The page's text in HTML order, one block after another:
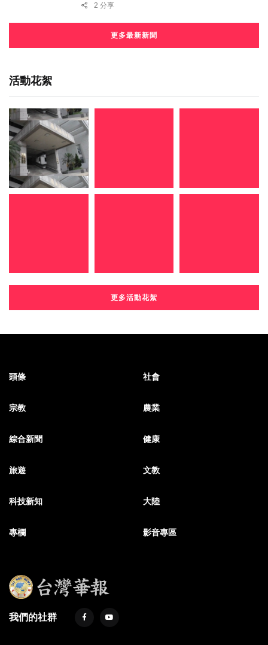
2 分享
更多最新新聞
活動花絮
更多活動花絮
頭條 社會
宗教 農業
綜合新聞 健康
旅遊 文教
科技新知 大陸
專欄 影音專區
我們的社群